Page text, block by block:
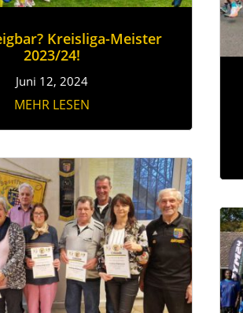
Kreisliga-Meister
2023/24!
Juni 12, 2024
MEHR LESEN